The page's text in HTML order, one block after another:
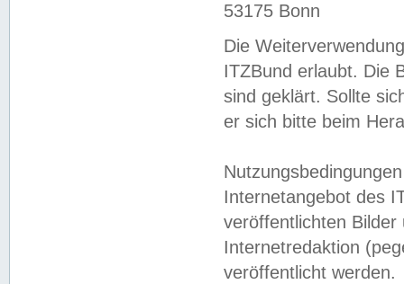
53175 Bonn
Die
ITZBund erlaubt. Die
sind geklärt. Sollte
er sich bitte beim
Internetangebot des
veröffentlichten
Internetredaktion
veröffentlicht werden.